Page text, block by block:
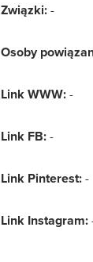
Związki:-
Osoby
Link WWW:-
Link FB:-
Link Pinterest:-
Link Instagram: